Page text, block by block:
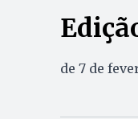
de 7 de